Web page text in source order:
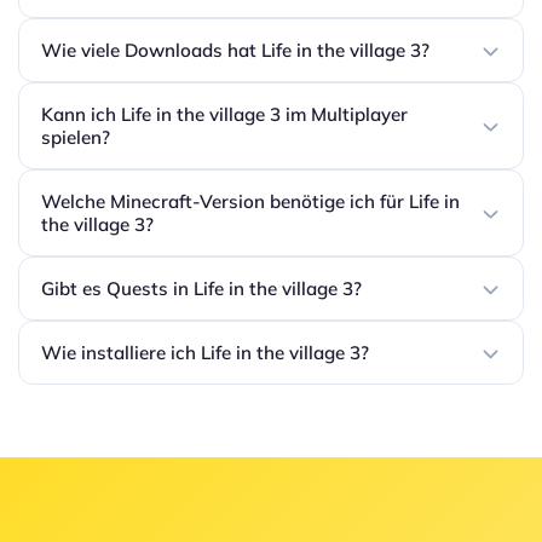
Wie viele Downloads hat Life in the village 3?
Kann ich Life in the village 3 im Multiplayer
spielen?
Welche Minecraft-Version benötige ich für Life in
the village 3?
Gibt es Quests in Life in the village 3?
Wie installiere ich Life in the village 3?